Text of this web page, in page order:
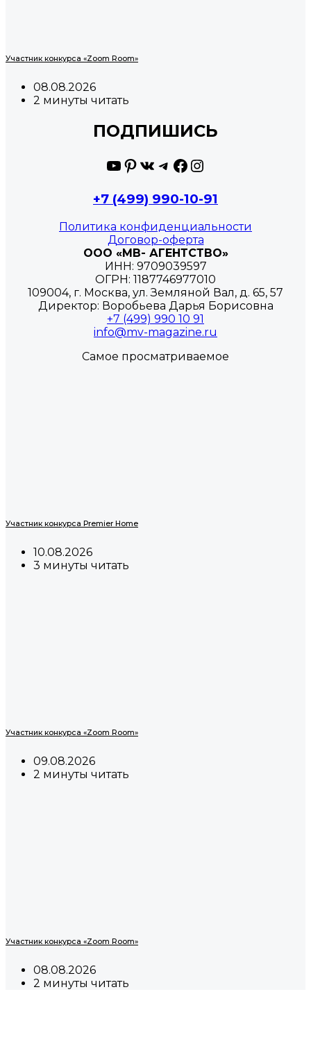
Участник конкурса «Zoom Room»
08.08.2026
2 минуты читать
ПОДПИШИСЬ
YouTube
Pinterest
ВКонтакте
Telegram
Facebook
Instagram
+7 (499) 990-10-91
Политика конфиденциальности
Договор-оферта
ООО «МВ- АГЕНТСТВО»
ИНН: 9709039597
ОГРН: 1187746977010
109004, г. Москва, ул. Земляной Вал, д. 65, 57
Директор: Воробьева Дарья Борисовна
+7 (499) 990 10 91
info@mv-magazine.ru
Самое просматриваемое
Участник конкурса Premier Home
10.08.2026
3 минуты читать
Участник конкурса «Zoom Room»
09.08.2026
2 минуты читать
Участник конкурса «Zoom Room»
08.08.2026
2 минуты читать